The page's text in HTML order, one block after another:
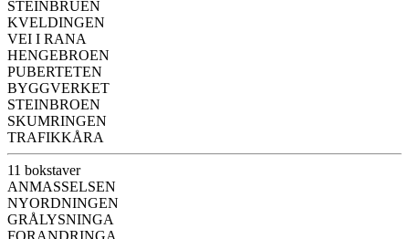
STEINBRUEN
KVELDINGEN
VEI I RANA
HENGEBROEN
PUBERTETEN
BYGGVERKET
STEINBROEN
SKUMRINGEN
TRAFIKKÅRA
11 bokstaver
ANMASSELSEN
NYORDNINGEN
GRÅLYSNINGA
FORANDRINGA